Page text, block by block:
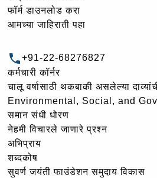
फॉर्म डाउनलोड करा
आमच्या जाहिराती पहा
+91-22-68276827
कर्मचारी कॉर्नर
चालू वर्षासाठी थकबाकी असलेल्या
Environmental, Social, and
समान संधी धोरण
नेहमी विचारले जाणारे प्रश्न
अभिप्राय
शब्दकोष
सुवर्ण जयंती फाउंडेशन समुदाय विकास